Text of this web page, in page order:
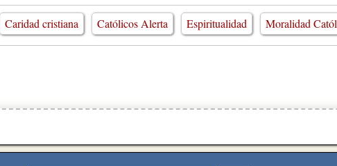
Caridad cristiana Católicos Alerta Espiritualidad Moralidad